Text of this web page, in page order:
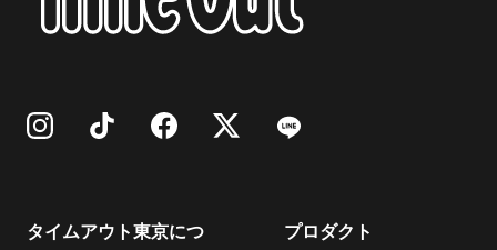
タイムアウト東京につ
プロダクト